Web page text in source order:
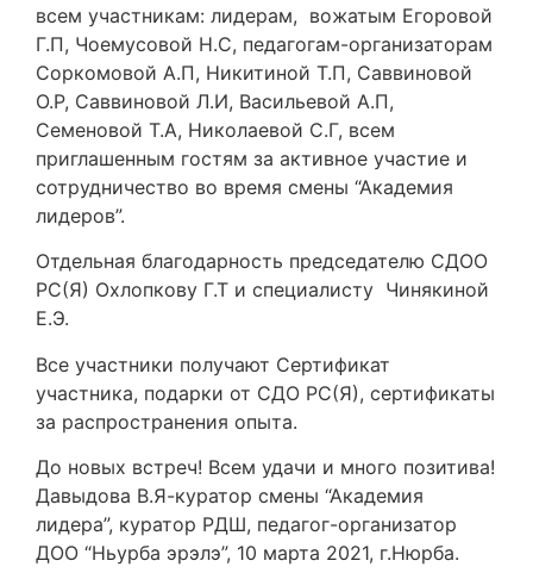
всем участникам: лидерам, вожатым Егоровой
Г.П, Чоемусовой Н.С, педагогам-организаторам
Соркомовой А.П, Никитиной Т.П, Саввиновой
О.Р, Саввиновой Л.И, Васильевой А.П,
Семеновой Т.А, Николаевой С.Г, всем
приглашенным гостям за активное участие и
сотрудничество во время смены “Академия
лидеров”.
Отдельная благодарность председателю СДОО
РС(Я) Охлопкову Г.Т и специалисту Чинякиной
Е.Э.
Все участники получают Сертификат
участника, подарки от СДО РС(Я), сертификаты
за распространения опыта.
До новых встреч! Всем удачи и много позитива!
Давыдова В.Я-куратор смены “Академия
лидера”, куратор РДШ, педагог-организатор
ДОО “Ньурба эрэлэ”, 10 марта 2021, г.Нюрба.